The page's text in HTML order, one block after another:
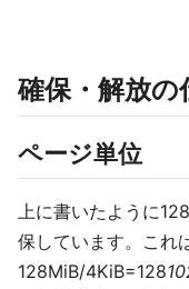
確保・解放の
ページ単位
上に書いたように
保しています。これ
128MiB/4KiB=128